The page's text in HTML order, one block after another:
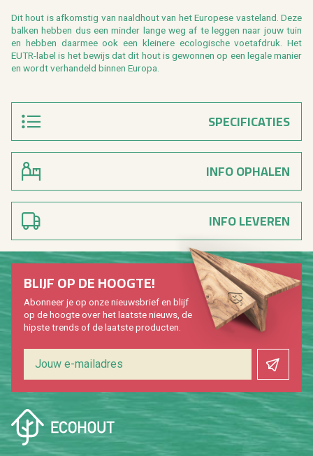
Dit hout is af­kom­stig van naald­hout van het Eu­ro­pe­se vas­te­land. Deze
bal­ken heb­ben dus een min­der lange weg af te leg­gen naar jouw tuin
en heb­ben daar­mee ook een klei­ne­re eco­lo­gi­sche voet­af­druk. Het
EUTR-label is het be­wijs dat dit hout is ge­won­nen op een le­ga­le ma­nier
en wordt ver­han­deld bin­nen Eu­ro­pa.
SPECIFICATIES
INFO OPHALEN
INFO LEVEREN
BLIJF OP DE HOOG­TE!
Abon­neer je op onze nieuws­brief en blijf
op de hoog­te over het laat­ste nieuws, de
hip­s­te trends of de laat­ste pro­duc­ten.